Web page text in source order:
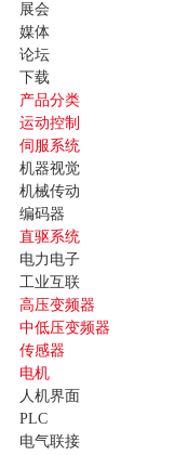
展会
媒体
论坛
下载
产品分类
运动控制
伺服系统
机器视觉
机械传动
编码器
直驱系统
电力电子
工业互联
高压变频器
中低压变频器
传感器
电机
人机界面
PLC
电气联接